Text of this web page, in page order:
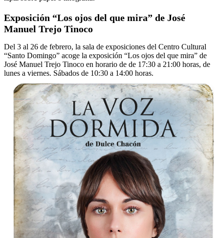
Exposición “Los ojos del que mira” de José
Manuel Trejo Tinoco
Del 3 al 26 de febrero, la sala de exposiciones del Centro Cultural
“Santo Domingo” acoge la exposición “Los ojos del que mira” de
José Manuel Trejo Tinoco en horario de de 17:30 a 21:00 horas, de
lunes a viernes. Sábados de 10:30 a 14:00 horas.